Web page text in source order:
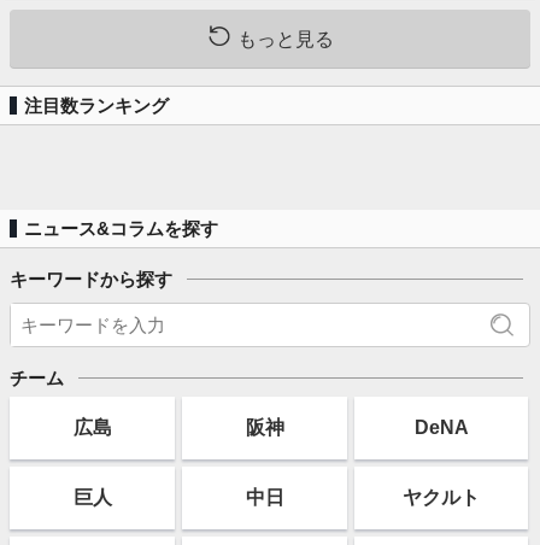
もっと見る
注目数ランキング
ニュース&コラムを探す
キーワードから探す
チーム
広島 阪神 DeNA
巨人 中日 ヤクルト